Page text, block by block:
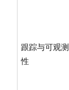
跟踪与可观测
性